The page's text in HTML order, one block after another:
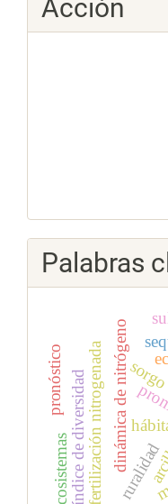
Acción
Palabras
dinámica de nitrógeno
fertilización nitrogenada
índice de diversidad
ecosistemas ruralidad
pronóstico